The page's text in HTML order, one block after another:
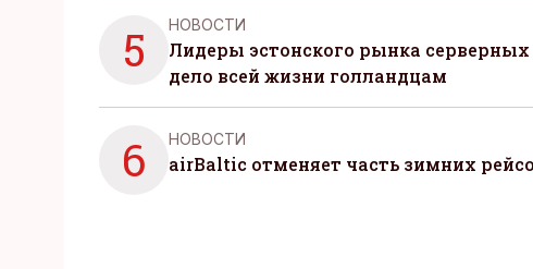
5 НОВОСТИ
Лидеры эстонского рынка
дело всей жизни голландцам
6 НОВОСТИ
airBaltic отменяет часть зимних